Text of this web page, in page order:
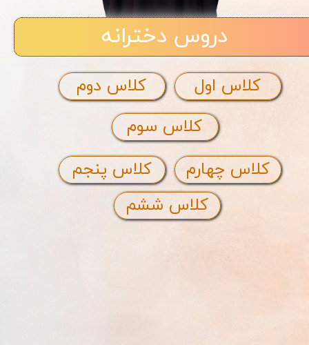
دروس دخترانه
کلاس اول
کلاس دوم
کلاس سوم
کلاس چهارم
کلاس پنجم
کلاس ششم